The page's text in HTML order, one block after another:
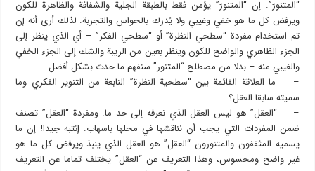
“المتنورّ”. إن “المتنورّ” يؤمن فقط بالطبقة الجلية والشفافة والظاهرة للكون
ويرفض كل ما هو خفي وغيبي ولا يُدرك بالحواس والتجربة. لذلك أرى أنه إن
تم استخدام مفردة “سطحي النظرة” أو “سطحي الفكر” – أي الذي ينظر إلى
الجزء الظاهري والواضح للكون وينظر بعين من الريبة والشك إلى الجزء الخفي
والغيبي منه – بدلا من مصطلح “المتنور” سنفهم ما حدث بشكل أفضل.
– ما العلاقة القائمة بين “سطحية النظرة” النابعة من التنوير الفكري وما
سميته سابقا العقل؟
– “العقل” هو ليس العقل الذي نعرفه إلى حد ما. ومفردة “العقل” تصنف
ضمن المفردات التي يجب أن نناقشها في محلها باسهاب. إنتبه جيدا! إن ما
يسميه المثقفون والمتنورون “العقل” هو العقل الذي ينبذ ويرفض كل ما هو
غير واضح ومحسوس، وهذا التعريف عن “العقل” يختلف تماما عن التعريف